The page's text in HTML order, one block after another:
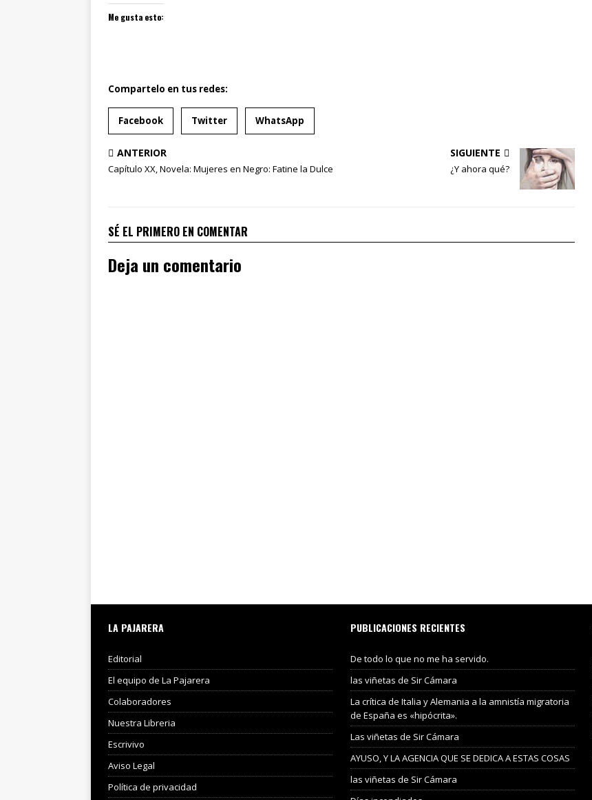
Me gusta esto:
Compartelo en tus redes:
Facebook Twitter WhatsApp
ANTERIOR
Capítulo XX, Novela: Mujeres en Negro: Fatine la Dulce
SIGUIENTE
¿Y ahora qué?
SÉ EL PRIMERO EN COMENTAR
Deja un comentario
LA PAJARERA
Editorial
El equipo de La Pajarera
Colaboradores
Nuestra Libreria
Escrivivo
Aviso Legal
Política de privacidad
PUBLICACIONES RECIENTES
De todo lo que no me ha servido.
las viñetas de Sir Cámara
La crítica de Italia y Alemania a la amnistía migratoria
de España es «hipócrita».
Las viñetas de Sir Cámara
AYUSO, Y LA AGENCIA QUE SE DEDICA A ESTAS COSAS
las viñetas de Sir Cámara